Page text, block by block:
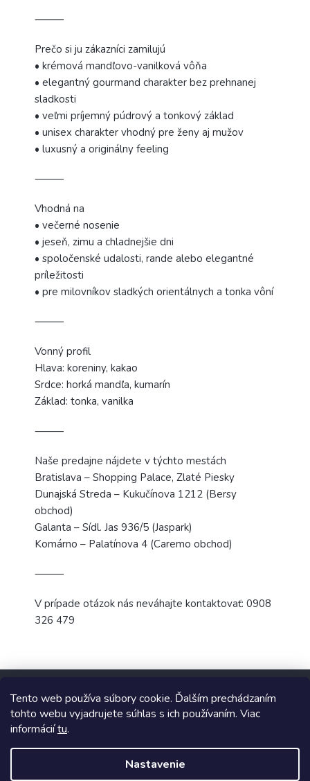
Tento web používa súbory cookie. Ďalším prechádzaním
tohto webu vyjadrujete súhlas s ich používaním. Viac
informáciítu.
Nastavenie
⸻
Prečo si ju zákazníci zamilujú
• krémová mandľovo-vanilková vôňa
• elegantný gourmand charakter bez prehnanej
sladkosti
• veľmi príjemný púdrový a tonkový základ
• unisex charakter vhodný pre ženy aj mužov
• luxusný a originálny feeling
⸻
Vhodná na
• večerné nosenie
• jeseň, zimu a chladnejšie dni
• spoločenské udalosti, rande alebo elegantné
príležitosti
• pre milovníkov sladkých orientálnych a tonka vôní
⸻
Vonný profil
Hlava: koreniny, kakao
Srdce: horká mandľa, kumarín
Základ: tonka, vanilka
⸻
Naše predajne nájdete v týchto mestách
Bratislava – Shopping Palace, Zlaté Piesky
Dunajská Streda – Kukučínova 1212 (Bersy
obchod)
Galanta – Sídl. Jas 936/5 (Jaspark)
Komárno – Palatínova 4 (Caremo obchod)
⸻
V prípade otázok nás neváhajte kontaktovať: 0908
326 479
Copyright 2026TopUpParfémy. Všetky práva vyhradené.